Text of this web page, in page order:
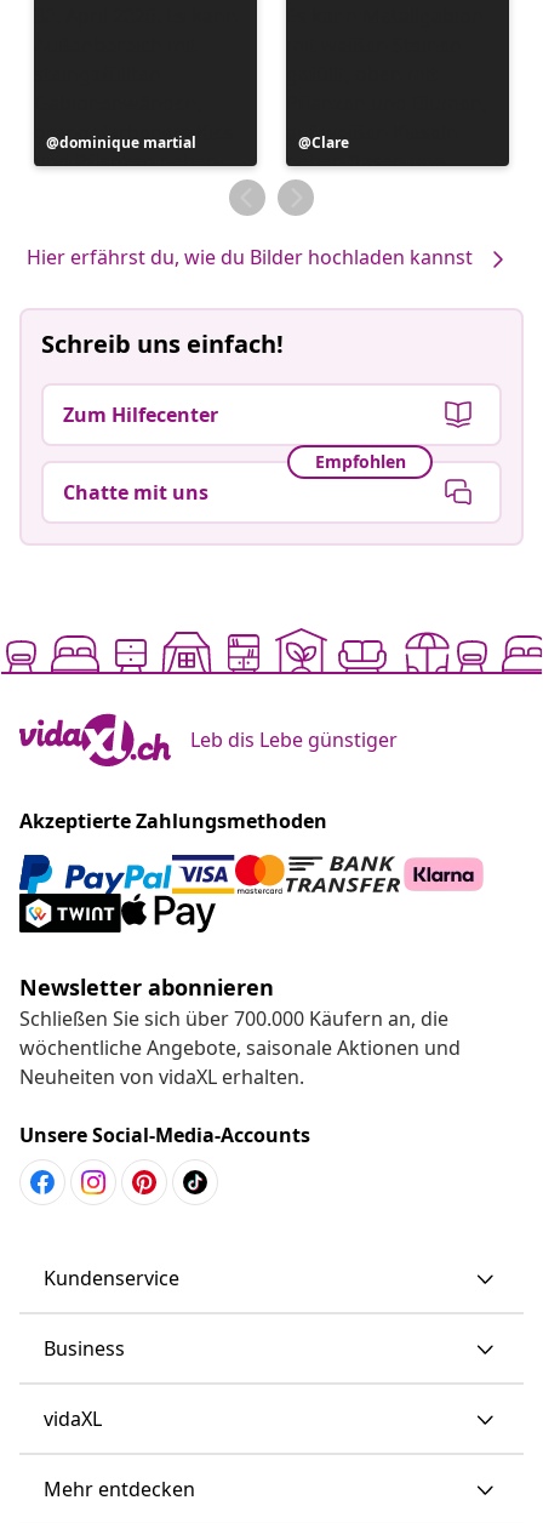
Beitrag
veröffentlicht
dominique martial
Beitrag
veröffentlicht
von
Clare
Hier erfährst du, wie du Bilder hochladen kannst
Schreib uns einfach!
Zum Hilfecenter
Empfohlen
Chatte mit uns
Leb dis Lebe günstiger
Akzeptierte Zahlungsmethoden
Newsletter abonnieren
Schließen Sie sich über 700.000 Käufern an, die
wöchentliche Angebote, saisonale Aktionen und
Neuheiten von vidaXL erhalten.
Unsere Social-Media-Accounts
Kundenservice
Business
vidaXL
Mehr entdecken